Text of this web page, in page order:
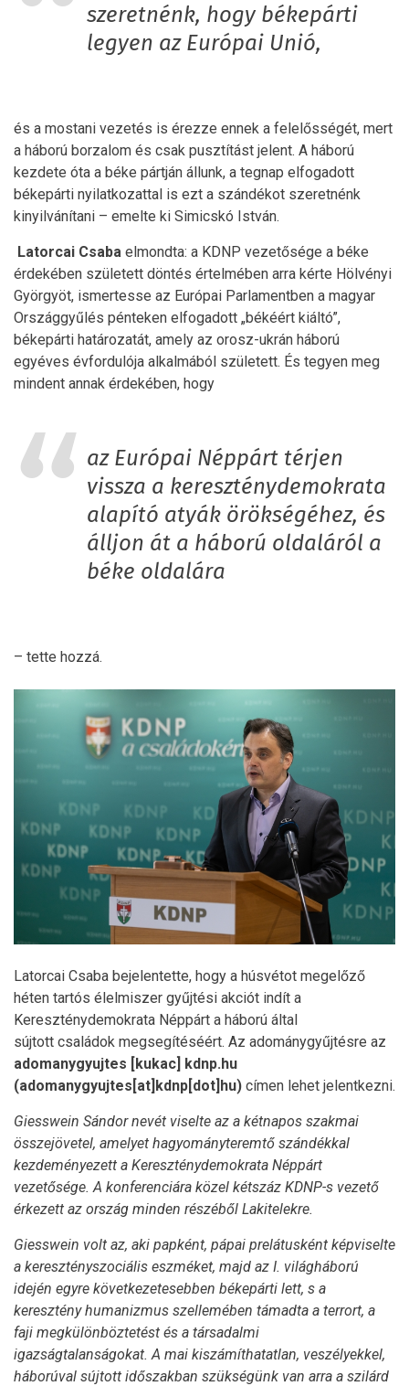
szeretnénk, hogy békepárti
legyen az Európai Unió,
és a mostani vezetés is érezze ennek a felelősségét, mert
a háború borzalom és csak pusztítást jelent. A háború
kezdete óta a béke pártján állunk, a tegnap elfogadott
békepárti nyilatkozattal is ezt a szándékot szeretnénk
kinyilvánítani – emelte ki Simicskó István.
Latorcai Csaba elmondta: a KDNP vezetősége a béke
érdekében született döntés értelmében arra kérte Hölvényi
Györgyöt, ismertesse az Európai Parlamentben a magyar
Országgyűlés pénteken elfogadott „békéért kiáltó”,
békepárti határozatát, amely az orosz-ukrán háború
egyéves évfordulója alkalmából született. És tegyen meg
mindent annak érdekében, hogy
az Európai Néppárt térjen
vissza a kereszténydemokrata
alapító atyák örökségéhez, és
álljon át a háború oldaláról a
béke oldalára
– tette hozzá.
Latorcai Csaba bejelentette, hogy a húsvétot megelőző
héten tartós élelmiszer gyűjtési akciót indít a
Kereszténydemokrata Néppárt a háború által
sújtott családok megsegítéséért. Az adománygyűjtésre az
adomanygyujtes [kukac] kdnp.hu
(adomanygyujtes[at]kdnp[dot]hu) címen lehet jelentkezni.
Giesswein Sándor nevét viselte az a kétnapos szakmai
összejövetel, amelyet hagyományteremtő szándékkal
kezdeményezett a Kereszténydemokrata Néppárt
vezetősége. A konferenciára közel kétszáz KDNP-s vezető
érkezett az ország minden részéből Lakitelekre.
Giesswein volt az, aki papként, pápai prelátusként képviselte
a keresztényszociális eszméket, majd az I. világháború
idején egyre következetesebben békepárti lett, s a
keresztény humanizmus szellemében támadta a terrort, a
faji megkülönböztetést és a társadalmi
igazságtalanságokat. A mai kiszámíthatatlan, veszélyekkel,
háborúval sújtott időszakban szükségünk van arra a szilárd